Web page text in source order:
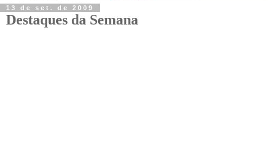
13 de set. de 2009
Destaques da Semana